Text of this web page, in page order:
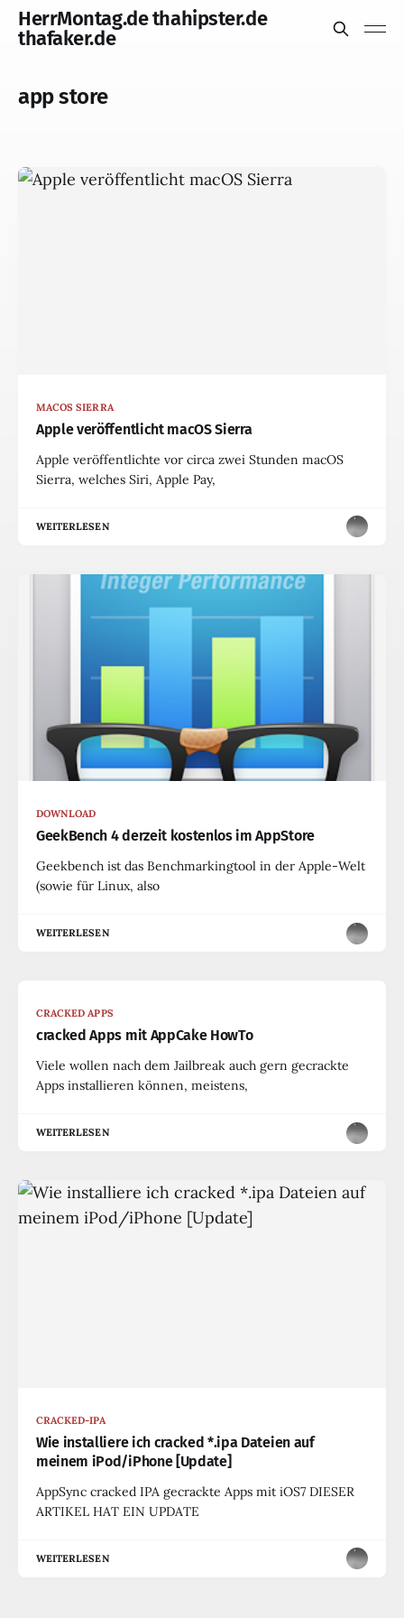
HerrMontag.de thahipster.de
thafaker.de
app store
MACOS SIERRA
Apple veröffentlicht macOS Sierra
Apple veröffentlichte vor circa zwei Stunden macOS
Sierra, welches Siri, Apple Pay,
WEITERLESEN
DOWNLOAD
GeekBench 4 derzeit kostenlos im AppStore
Geekbench ist das Benchmarkingtool in der Apple-Welt
(sowie für Linux, also
WEITERLESEN
CRACKED APPS
cracked Apps mit AppCake HowTo
Viele wollen nach dem Jailbreak auch gern gecrackte
Apps installieren können, meistens,
WEITERLESEN
CRACKED-IPA
Wie installiere ich cracked *.ipa Dateien auf
meinem iPod/iPhone [Update]
AppSync cracked IPA gecrackte Apps mit iOS7 DIESER
ARTIKEL HAT EIN UPDATE
WEITERLESEN